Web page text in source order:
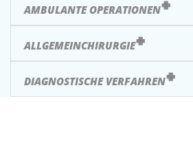
AMBULANTE OPERATIONEN
ALLGEMEINCHIRURGIE
DIAGNOSTISCHE VERFAHREN